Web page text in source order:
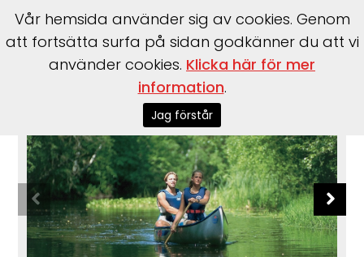
> Inkas 465
Vår hemsida använder sig av cookies. Genom
att fortsätta surfa på sidan godkänner du att vi
använder cookies. Klicka här för mer
information.
Jag förstår